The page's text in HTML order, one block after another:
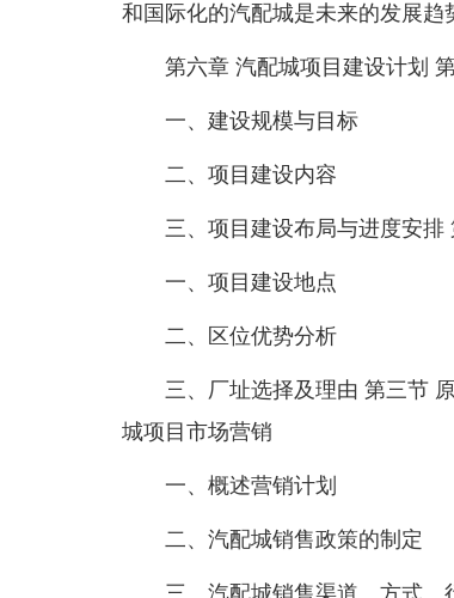
和国际化的汽配城是未来的发展趋
第六章 汽配城项目建设计划
一、建设规模与目标
二、项目建设内容
三、项目建设布局与进度安排
一、项目建设地点
二、区位优势分析
三、厂址选择及理由 第三节
城项目市场营销
一、概述营销计划
二、汽配城销售政策的制定
三、汽配城销售渠道、方式、